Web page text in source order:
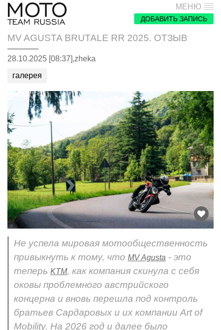
МЕНЮ
ДОБАВИТЬ ЗАПИСЬ
MV AGUSTA BRUTALE RR 2025. ОТЗЫВ
28.10.2025 [08:37],zheka
галерея
Не успела мировая мотообщественность
привыкнуть к тому, что MV Agusta - это
теперь KTM, как компания скинула с себя
оковы проблемного австрийского
концерна и вновь перешла под контроль
братьев Сардаровых и их компании Art of
Mobility. На 2026 год и далее было